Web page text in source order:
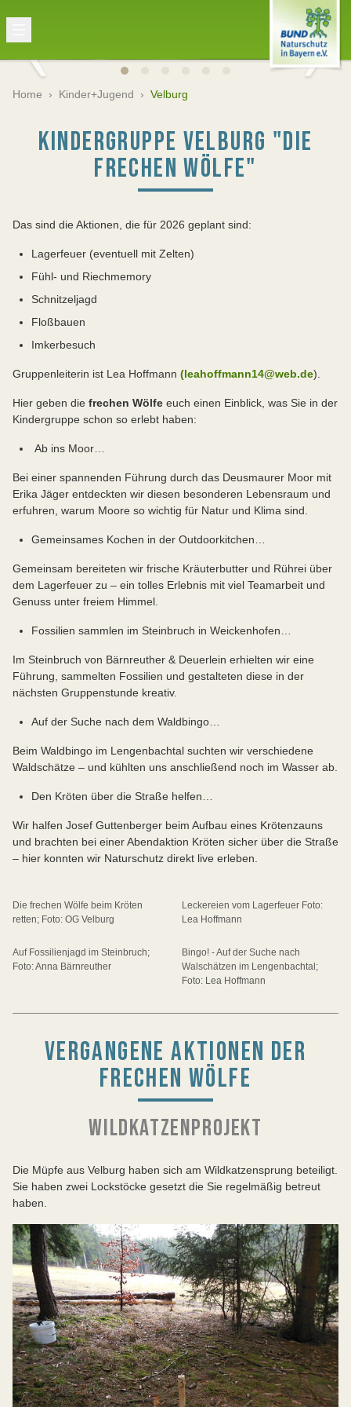
Home › Kinder+Jugend › Velburg
KINDERGRUPPE VELBURG "DIE
FRECHEN WÖLFE"
Das sind die Aktionen, die für 2026 geplant sind:
Lagerfeuer (eventuell mit Zelten)
Fühl- und Riechmemory
Schnitzeljagd
Floßbauen
Imkerbesuch
Gruppenleiterin ist Lea Hoffmann (leahoffmann14@web.de).
Hier geben die frechen Wölfe euch einen Einblick, was Sie in der
Kindergruppe schon so erlebt haben:
Ab ins Moor…
Bei einer spannenden Führung durch das Deusmaurer Moor mit
Erika Jäger entdeckten wir diesen besonderen Lebensraum und
erfuhren, warum Moore so wichtig für Natur und Klima sind.
Gemeinsames Kochen in der Outdoorkitchen…
Gemeinsam bereiteten wir frische Kräuterbutter und Rührei über
dem Lagerfeuer zu – ein tolles Erlebnis mit viel Teamarbeit und
Genuss unter freiem Himmel.
Fossilien sammlen im Steinbruch in Weickenhofen…
Im Steinbruch von Bärnreuther & Deuerlein erhielten wir eine
Führung, sammelten Fossilien und gestalteten diese in der
nächsten Gruppenstunde kreativ.
Auf der Suche nach dem Waldbingo…
Beim Waldbingo im Lengenbachtal suchten wir verschiedene
Waldschätze – und kühlten uns anschließend noch im Wasser ab.
Den Kröten über die Straße helfen…
Wir halfen Josef Guttenberger beim Aufbau eines Krötenzauns
und brachten bei einer Abendaktion Kröten sicher über die Straße
– hier konnten wir Naturschutz direkt live erleben.
Die frechen Wölfe beim Kröten
retten; Foto: OG Velburg
Leckereien vom Lagerfeuer Foto:
Lea Hoffmann
Auf Fossilienjagd im Steinbruch;
Foto: Anna Bärnreuther
Bingo! - Auf der Suche nach
Walschätzen im Lengenbachtal;
Foto: Lea Hoffmann
VERGANGENE AKTIONEN DER
FRECHEN WÖLFE
WILDKATZENPROJEKT
Die Müpfe aus Velburg haben sich am Wildkatzensprung beteiligt.
Sie haben zwei Lockstöcke gesetzt die Sie regelmäßig betreut
haben.